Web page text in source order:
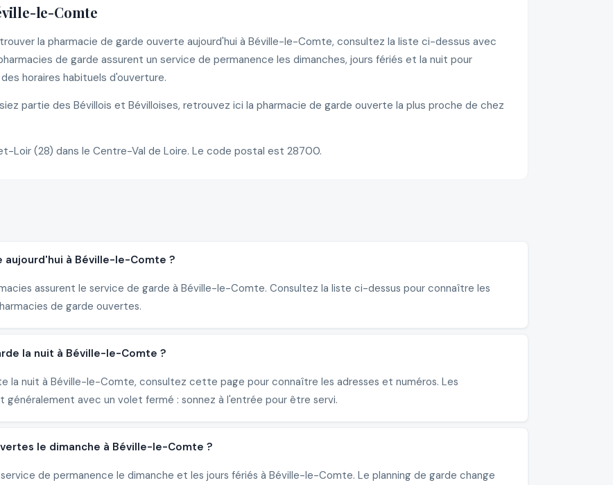
le-Comte
la pharmacie de garde ouverte aujourd'hui à Béville-le-Comte, consultez la liste ci-dessus avec
de garde assurent un service de permanence les dimanches, jours fériés et la nuit pour
horaires habituels d'ouverture.
partie des Bévillois et Bévilloises, retrouvez ici la pharmacie de garde ouverte la plus proche de chez
Loir (28) dans le Centre-Val de Loire. Le code postal est 28700.
à Béville-le-Comte ?
assurent le service de garde à Béville-le-Comte. Consultez la liste ci-dessus pour connaître les
de garde ouvertes.
la nuit à Béville-le-Comte ?
la nuit à Béville-le-Comte, consultez cette page pour connaître les adresses et numéros. Les
avec un volet fermé : sonnez à l'entrée pour être servi.
le dimanche à Béville-le-Comte ?
de permanence le dimanche et les jours fériés à Béville-le-Comte. Le planning de garde change